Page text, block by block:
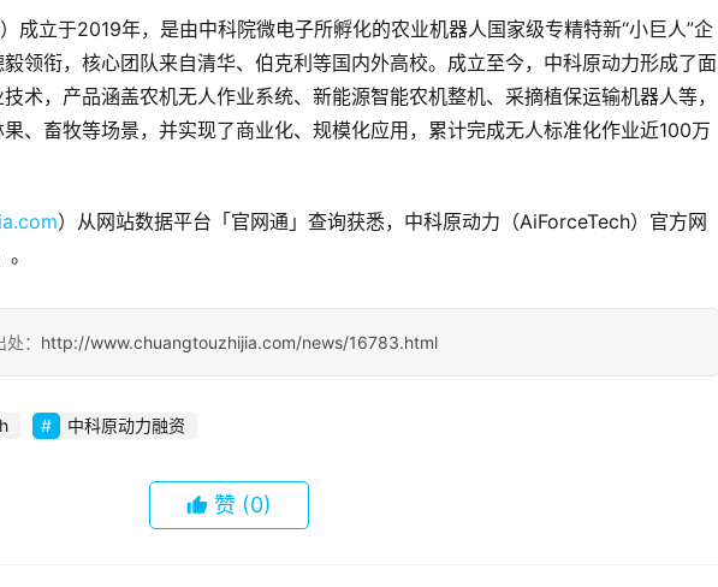
成立于2019年，是由中科院微电子所孵化的农业机器人国家级专精特新“小巨人”企
领衔，核心团队来自清华、伯克利等国内外高校。成立至今，中科原动力形成了面
术，产品涵盖农机无人作业系统、新能源智能农机整机、采摘植保运输机器人等，
、畜牧等场景，并实现了商业化、规模化应用，累计完成无人标准化作业近100万
）从网站数据平台「官网通」查询获悉，中科原动力（AiForceTech）官方网
。
： http://www.chuangtouzhijia.com/news/16783.html
中科原动力融资
赞 (0)